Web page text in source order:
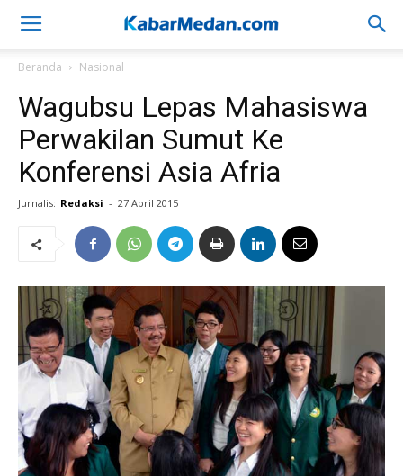
Beranda Nasional
Wagubsu Lepas Mahasiswa
Perwakilan Sumut Ke
Konferensi Asia Afria
Jurnalis: Redaksi - 27 April 2015